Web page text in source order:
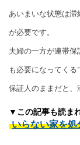
あいまいな状態は
が必要です。
夫婦の一方が連帯保
も必要になってくる
保証人のままだと、
▼この記事も読ま
いらない家を